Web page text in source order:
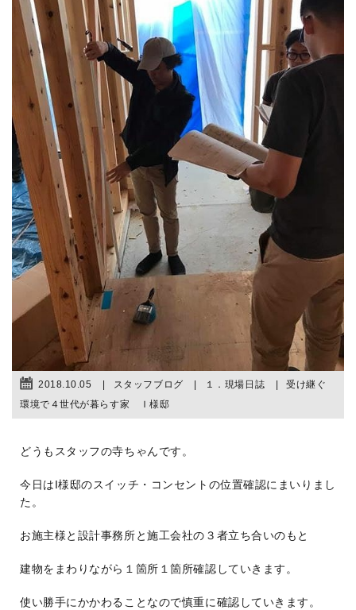
2018.10.05 スタッフブログ １．現場日誌
受け継ぐ
環境で４世代が暮らす家 Ｉ様邸
どうもスタッフの寺ちゃんです。
今日はI様邸のスイッチ・コンセントの位置確認にまいりまし
た。
お施主様と設計事務所と施工会社の３者立ち合いのもと
建物をまわりながら１箇所１箇所確認していきます。
使い勝手にかかわることなので慎重に確認していきます。